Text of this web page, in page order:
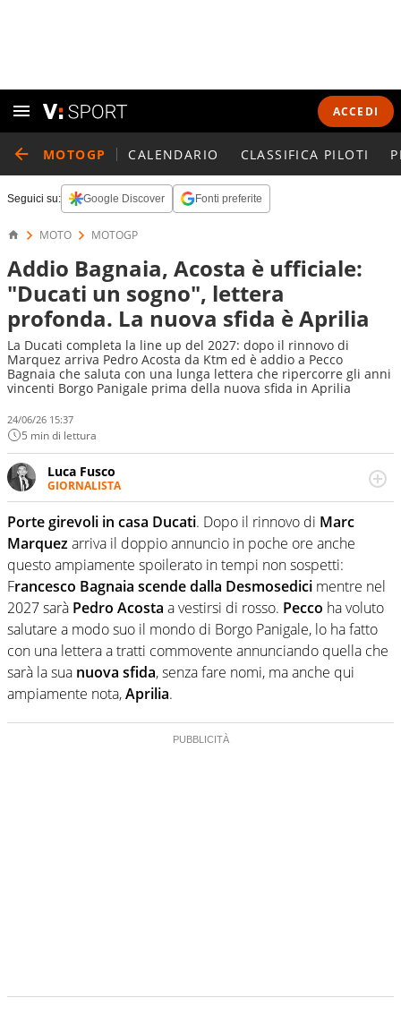
ACCEDI
MOTOGP CALENDARIO CLASSIFICA PILOTI
Seguici su: Google Discover Fonti preferite
MOTO MOTOGP
Addio Bagnaia, Acosta è ufficiale:
"Ducati un sogno", lettera
profonda. La nuova sfida è Aprilia
La Ducati completa la line up del 2027: dopo il rinnovo di
Marquez arriva Pedro Acosta da Ktm ed è addio a Pecco
Bagnaia che saluta con una lunga lettera che ripercorre gli anni
vincenti Borgo Panigale prima della nuova sfida in Aprilia
24/06/26 15:37
5 min di lettura
Luca Fusco
GIORNALISTA
Giornalista multimediale. Quando si accendono i motori,
lui sgasa, impenna, derapa. E spesso e volentieri finisce
sul podio
Porte girevoli in casa Ducati. Dopo il rinnovo di Marc
Marquezarriva il doppio annuncio in poche ore anche
questo ampiamente spoilerato in tempi non sospetti:
Francesco Bagnaia scende dalla Desmosedici mentre nel
2027 sarà Pedro Acosta a vestirsi di rosso. Pecco ha voluto
salutare a modo suo il mondo di Borgo Panigale, lo ha fatto
con una lettera a tratti commovente annunciando quella che
sarà la sua nuova sfida, senza fare nomi, ma anche qui
ampiamente nota,Aprilia.